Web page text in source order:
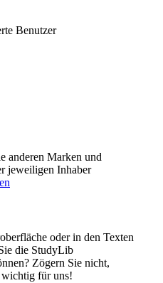
Benutzer
anderen Marken und
jeweiligen Inhaber
oder in den Texten
die StudyLib
Zögern Sie nicht,
wichtig für uns!